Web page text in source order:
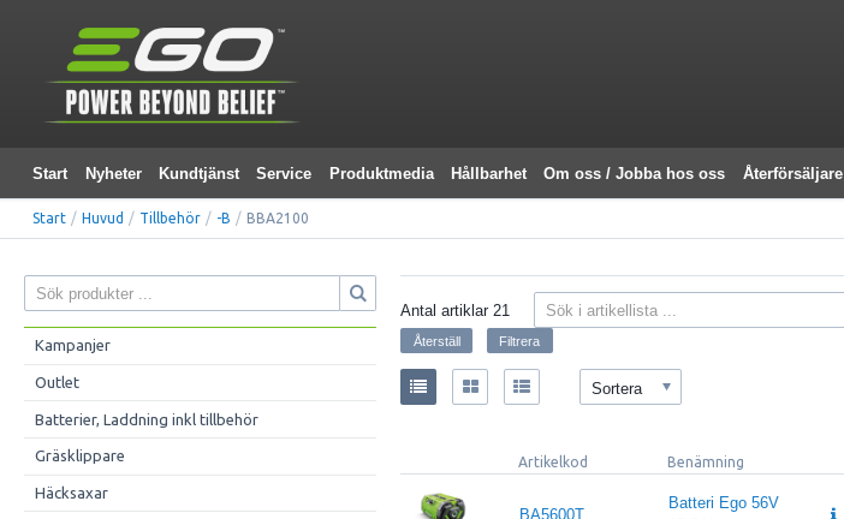
Start Nyheter Kundtjänst Service Produktmedia Hållbarhet Om oss / Jobba hos oss Återförsäljare
Start / Huvud / Tillbehör / -B / BBA2100
Kampanjer
Outlet
Batterier, Laddning inkl tillbehör
Gräsklippare
Häcksaxar
Antal artiklar 21
Sortera
Artikelkod Benämning
BA5600T
Batteri Ego 56V